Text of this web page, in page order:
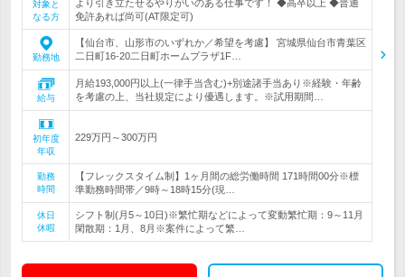
対象と
なる方
より引き立たせるやりがいのある仕事です！ ◆高卒以上 ◆普通
免許あれば尚可(AT限定可)
勤務地
【仙台市、山形市のいずれか／希望を考慮】 宮城県仙台市青葉区
二日町16-20二日町ホームプラザ1F…
給与
月給193,000円以上(一律手当含む)+別途諸手当あり※経験・年齢
を考慮の上、当社規定により優遇します。※試用期間…
初年度
年収
229万円～300万円
勤務
時間
【フレックスタイム制】1ヶ月間の総労働時間 171時間00分※標
準勤務時間帯／9時～18時15分(現…
休日
休暇
シフト制(月5～10日)※繁忙期などによって変動繁忙期：9～11月
閑散期：1月、8月※案件によって繁…